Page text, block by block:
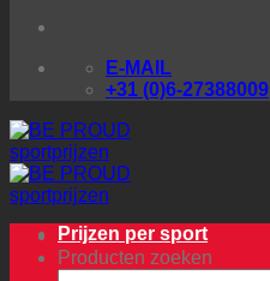
E-MAIL
+31 (0)6-27388009
Producten zoeken
Prijzen per sport